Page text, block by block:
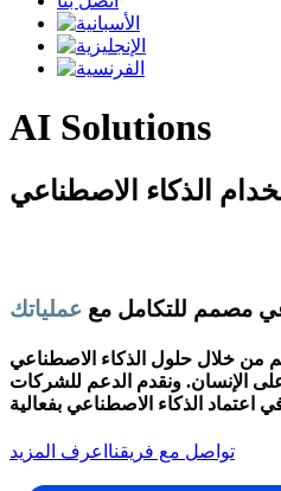
AI Solutions
الذكاء الاصطناعي
مصمم للتكامل مع عملياتك
من خلال حلول الذكاء الاصطناعي
الإنسان. ونقدم الدعم للشركات
الذكاء الاصطناعي بفعالية
تواصل مع فريقنا اعرف المزيد